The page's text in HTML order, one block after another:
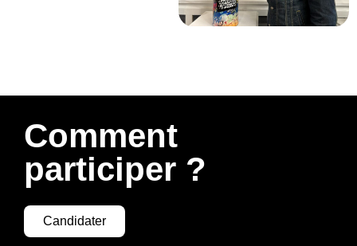
Comment
participer ?
Candidater